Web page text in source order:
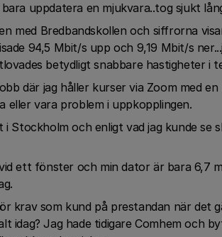
uppdatera en mjukvara..tog sjukt
med Bredbandskollen och siffrorna
94,5 Mbit/s upp och 9,19 Mbit/s
betydligt snabbare hastigheter i
där jag håller kurser via Zoom med
eller vara problem i uppkopplingen.
Stockholm och enligt vad jag kunde se
ett fönster och min dator är bara 6,7
krav som kund på prestandan när det
idag? Jag hade tidigare Comhem och